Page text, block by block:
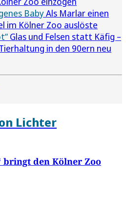
BabyAls Marlar einen
im Kölner Zoo auslöste
Glas und Felsen statt Käfig –
in den 90ern neu
Lichter
bringt den Kölner Zoo